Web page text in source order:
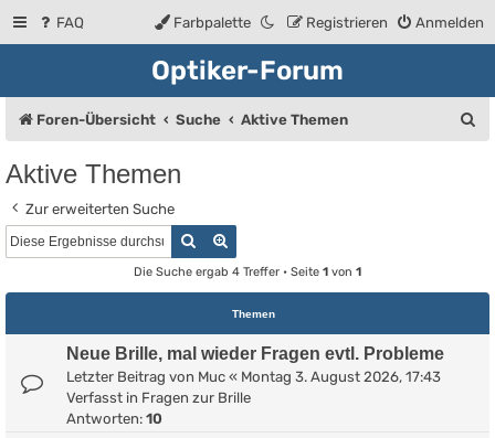
FAQ Anmelden
Registrieren
Farbpalette
Optiker-Forum
Foren-Übersicht Suche Aktive Themen
Aktive Themen
Zur erweiterten Suche
Suche
Die Suche ergab 4 Treffer • Seite 1 von 1
Themen
Neue Brille, mal wieder Fragen evtl. Probleme
Letzter Beitrag von Muc « Montag 3. August 2026, 17:43
Verfasst in Fragen zur Brille
Antworten: 10